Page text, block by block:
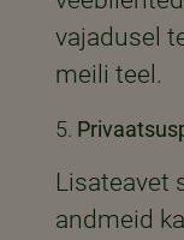
vajadusel
meili teel.
Lisateavet
andmeid